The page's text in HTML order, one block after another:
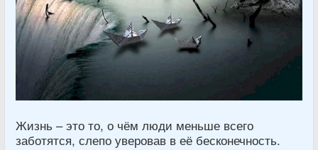
Жизнь – это то, о чём люди меньше всего
заботятся, слепо уверовав в её бесконечность.